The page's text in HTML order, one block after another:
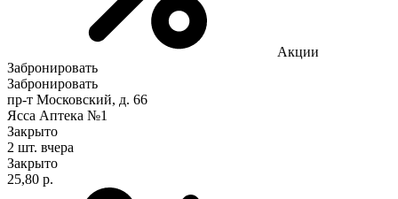
Акции
Забронировать
Забронировать
пр-т Московский, д. 66
Ясса Аптека №1
Закрыто
2 шт. вчера
Закрыто
25,80 р.